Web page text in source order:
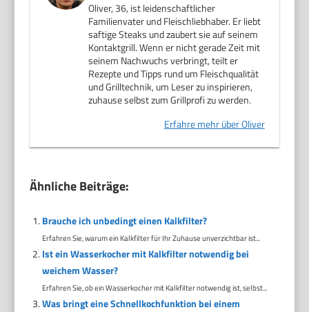
Oliver, 36, ist leidenschaftlicher
Familienvater und Fleischliebhaber. Er liebt
saftige Steaks und zaubert sie auf seinem
Kontaktgrill. Wenn er nicht gerade Zeit mit
seinem Nachwuchs verbringt, teilt er
Rezepte und Tipps rund um Fleischqualität
und Grilltechnik, um Leser zu inspirieren,
zuhause selbst zum Grillprofi zu werden.
Erfahre mehr über Oliver
Ähnliche Beiträge:
Brauche ich unbedingt einen Kalkfilter?
Erfahren Sie, warum ein Kalkfilter für Ihr Zuhause unverzichtbar ist...
Ist ein Wasserkocher mit Kalkfilter notwendig bei
weichem Wasser?
Erfahren Sie, ob ein Wasserkocher mit Kalkfilter notwendig ist, selbst...
Was bringt eine Schnellkochfunktion bei einem